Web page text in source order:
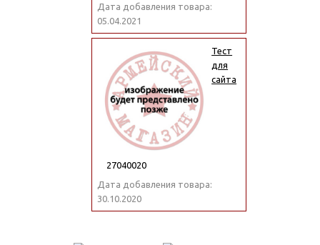
Дата добавления товара:
05.04.2021
Тест
для
сайта
27040020
Дата добавления товара:
30.10.2020